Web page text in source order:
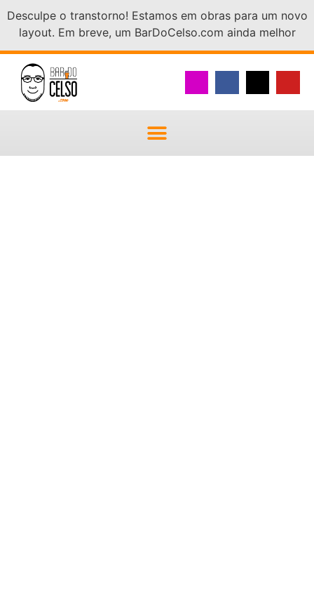
Desculpe o transtorno! Estamos em obras para um novo
layout. Em breve, um BarDoCelso.com ainda melhor